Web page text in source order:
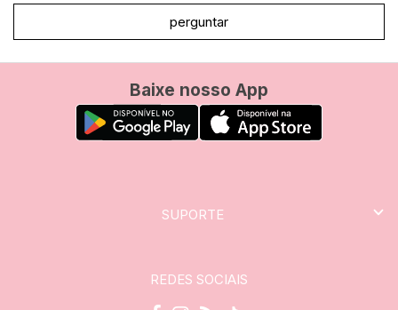
perguntar
Baixe nosso App
SUPORTE
REDES SOCIAIS